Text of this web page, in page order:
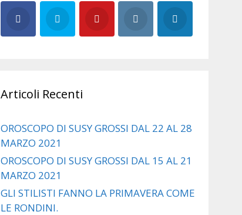
Articoli Recenti
OROSCOPO DI SUSY GROSSI DAL 22 AL 28
MARZO 2021
OROSCOPO DI SUSY GROSSI DAL 15 AL 21
MARZO 2021
GLI STILISTI FANNO LA PRIMAVERA COME
LE RONDINI.